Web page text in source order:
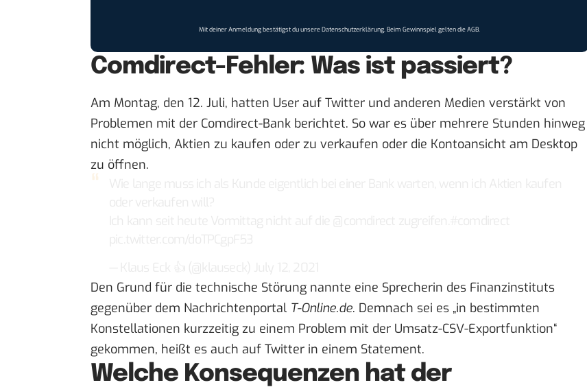
Mit deiner Anmeldung bestätigst du unsereDatenschutzerklärung. Beim Gewinnspiel gelten dieAGB.
Comdirect-Fehler: Was ist passiert?
Am Montag, den 12. Juli, hatten User auf Twitter und anderen Medien verstärkt von
Problemen mit der Comdirect-Bank berichtet. So war es über mehrere Stunden hinweg
nicht möglich, Aktien zu kaufen oder zu verkaufen oder die Kontoansicht am Desktop
zu öffnen.
Den Grund für die technische Störung nannte eine Sprecherin des Finanzinstituts
gegenüber dem Nachrichtenportal T-Online.de. Demnach sei es „in bestimmten
Konstellationen kurzzeitig zu einem Problem mit der Umsatz-CSV-Exportfunktion“
gekommen, heißt es auch auf Twitter in einem Statement.
Welche Konsequenzen hat der